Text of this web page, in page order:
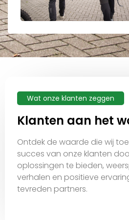
Wat onze klanten zeggen
Klanten aan het
Ontdek de waarde die wij
succes van onze klanten
oplossingen te bieden,
verhalen en positieve
tevreden partners.